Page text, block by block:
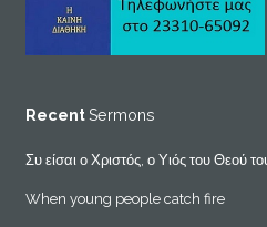
RecentSermons
Συ είσαι ο Χριστός, ο Υιός του Θεού
When young people catch fire